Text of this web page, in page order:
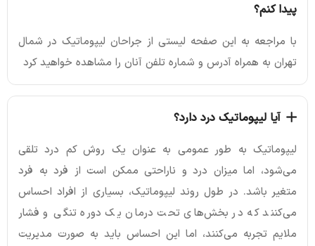
پیدا کنم؟
با مراجعه به این صفحه لیستی از جراحان لیپوماتیک در شمال
تهران به همراه آدرس و شماره تلفن آنان را مشاهده خواهید کرد
آیا لیپوماتیک درد دارد؟
لیپوماتیک به طور عمومی به عنوان یک روش کم درد تلقی
می‌شود، اما میزان درد و ناراحتی ممکن است از فرد به فرد
متغیر باشد. در طول روند لیپوماتیک، بسیاری از افراد احساس
می‌کنند که در بخش‌های تحت درمان یک دوره تنگی و فشار
ملایم تجربه می‌کنند، اما این احساس باید به صورت مدیریت